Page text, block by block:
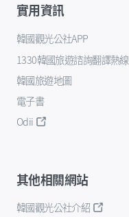
實用資訊
韓國觀光公社APP
1330韓國旅遊諮詢翻譯熱線
韓國旅遊地圖
電子書
Odii
其他相關網站
韓國觀光公社介紹